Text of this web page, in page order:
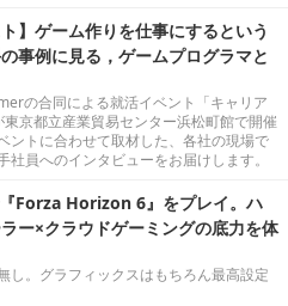
ト】ゲーム作りを仕事にするという
事例に見る，ゲームプログラマと
の合同による就活イベント「キャリア
京都立産業貿易センター浜松町館で開催
ントに合わせて取材した、各社の現場で
社員へのインタビューをお届けします。
Forza Horizon 6』をプレイ。ハ
ー×クラウドゲーミングの底力を体
し。グラフィックスはもちろん最高設定